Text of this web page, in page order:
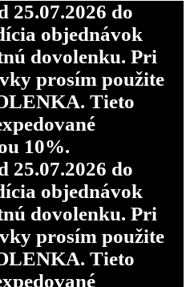
25.07.2026 do
objednávok
dovolenku. Pri
prosím použite
Tieto
10%.
25.07.2026 do
objednávok
dovolenku. Pri
prosím použite
Tieto